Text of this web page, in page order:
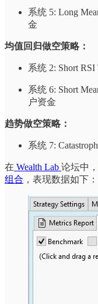
系统 5: Long
金
均值回归做空策略：
系统 2: Short
系统 6: Short
户资金
趋势做空策略：
系统 7:
在 Wealth Lab 论坛中，
组合 ，表现数据如下：